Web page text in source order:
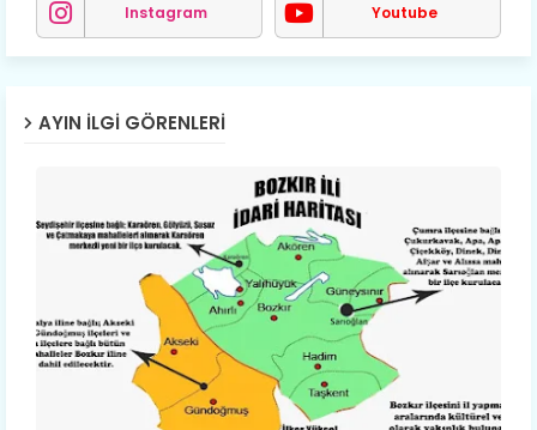
Instagram Youtube
AYIN İLGI GÖRENLERI